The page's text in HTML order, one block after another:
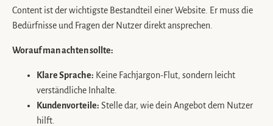
Content ist der wichtigste Bestandteil einer Website. Er muss die
Bedürfnisse und Fragen der Nutzer direkt ansprechen.
Worauf man achten sollte:
Klare Sprache: Keine Fachjargon-Flut, sondern leicht
verständliche Inhalte.
Kundenvorteile: Stelle dar, wie dein Angebot dem Nutzer
hilft.